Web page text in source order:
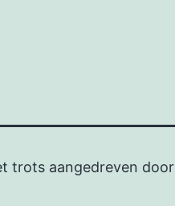
trots aangedreven door